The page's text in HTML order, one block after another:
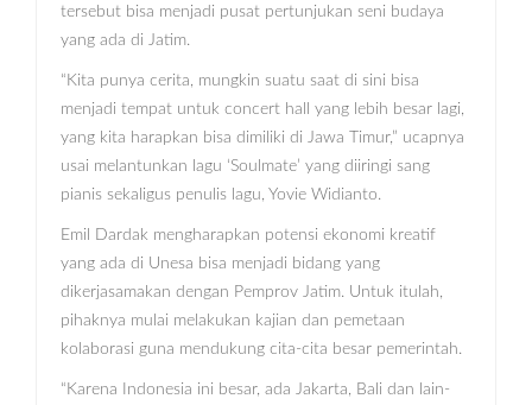
tersebut bisa menjadi pusat pertunjukan seni budaya
yang ada di Jatim.
“Kita punya cerita, mungkin suatu saat di sini bisa
menjadi tempat untuk concert hall yang lebih besar lagi,
yang kita harapkan bisa dimiliki di Jawa Timur,” ucapnya
usai melantunkan lagu ‘Soulmate’ yang diiringi sang
pianis sekaligus penulis lagu, Yovie Widianto.
Emil Dardak mengharapkan potensi ekonomi kreatif
yang ada di Unesa bisa menjadi bidang yang
dikerjasamakan dengan Pemprov Jatim. Untuk itulah,
pihaknya mulai melakukan kajian dan pemetaan
kolaborasi guna mendukung cita-cita besar pemerintah.
“Karena Indonesia ini besar, ada Jakarta, Bali dan lain-